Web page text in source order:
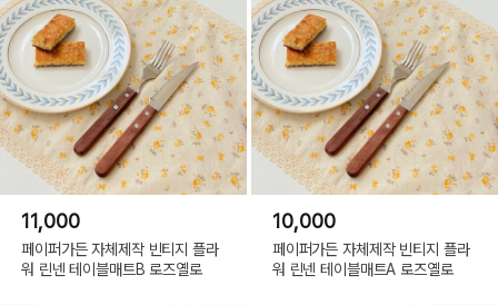
11,000
페이퍼가든 자체제작 빈티지 플라
워 린넨 테이블매트B 로즈옐로
10,000
페이퍼가든 자체제작 빈티지 플라
워 린넨 테이블매트A 로즈옐로